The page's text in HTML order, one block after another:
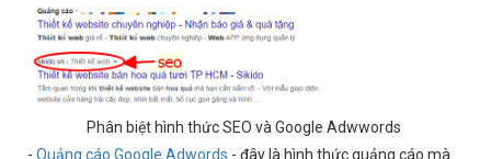
Phân biệt hình thức SEO và Google Adwwords
- Quảng cáo Google Adwords - đây là hình thức quảng cáo mà